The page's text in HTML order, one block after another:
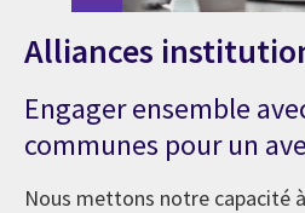
Alliances
Engager ensemble
communes pour un
Nous mettons notre capacité